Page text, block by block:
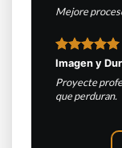
Mejore
Imagen y
Proyecte
que perduran.